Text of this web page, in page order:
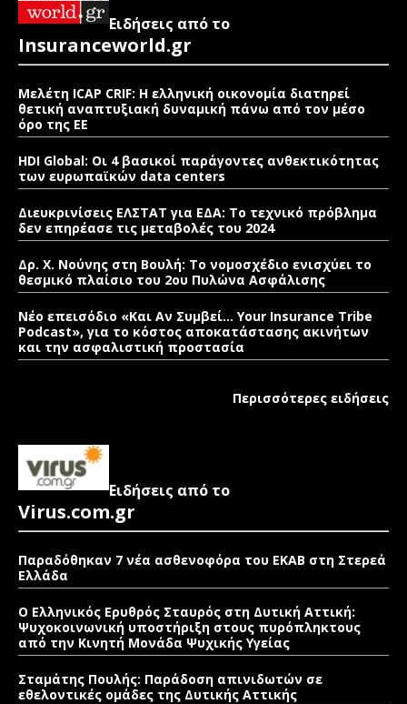
Ειδήσεις από το
Insuranceworld.gr
Μελέτη ICAP CRIF: Η ελληνική οικονομία διατηρεί
θετική αναπτυξιακή δυναμική πάνω από τον μέσο
όρο της ΕΕ
HDI Global: Οι 4 βασικοί παράγοντες ανθεκτικότητας
των ευρωπαϊκών data centers
Διευκρινίσεις ΕΛΣΤΑΤ για ΕΔΑ: Το τεχνικό πρόβλημα
δεν επηρέασε τις μεταβολές του 2024
Δρ. Χ. Νούνης στη Βουλή: Το νομοσχέδιο ενισχύει το
θεσμικό πλαίσιο του 2ου Πυλώνα Ασφάλισης
Νέο επεισόδιο «Και Αν Συμβεί… Your Insurance Tribe
Podcast», για το κόστος αποκατάστασης ακινήτων
και την ασφαλιστική προστασία
Περισσότερες ειδήσεις
Ειδήσεις από το
Virus.com.gr
Παραδόθηκαν 7 νέα ασθενοφόρα του ΕΚΑΒ στη Στερεά
Ελλάδα
Ο Ελληνικός Ερυθρός Σταυρός στη Δυτική Αττική:
Ψυχοκοινωνική υποστήριξη στους πυρόπληκτους
από την Κινητή Μονάδα Ψυχικής Υγείας
Σταμάτης Πουλής: Παράδοση απινιδωτών σε
εθελοντικές ομάδες της Δυτικής Αττικής